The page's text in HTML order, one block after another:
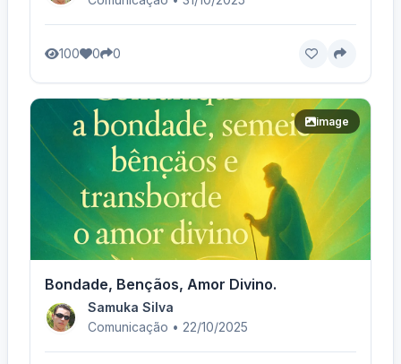
100 0 0
image
Bondade, Bençãos, Amor Divino.
Samuka Silva
Comunicação • 22/10/2025